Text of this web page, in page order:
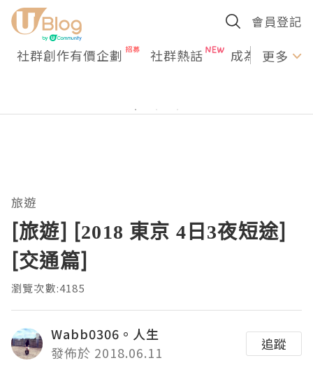
會員登記
社群創作有價企劃 社群熱話 成為U更多
旅遊
[旅遊] [2018 東京 4日3夜短途]
[交通篇]
瀏覽次數:4185
Wabb0306。人生
發佈於 2018.06.11
追蹤